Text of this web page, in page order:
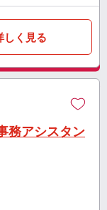
しく見る
務アシスタン